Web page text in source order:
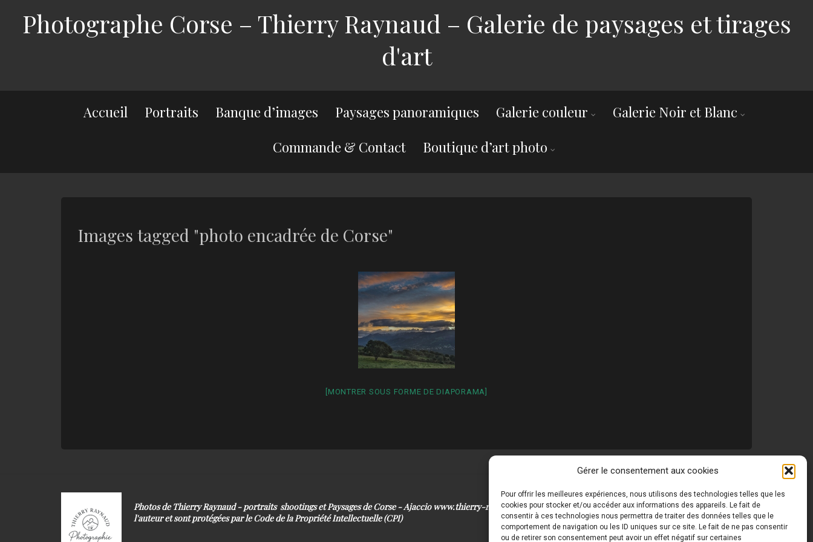
Gérer le consentement aux cookies
Pour offrir les meilleures expériences, nous utilisons des technologies telles que les
cookies pour stocker et/ou accéder aux informations des appareils. Le fait de
consentir à ces technologies nous permettra de traiter des données telles que le
comportement de navigation ou les ID uniques sur ce site. Le fait de ne pas consentir
ou de retirer son consentement peut avoir un effet négatif sur certaines
Photographe Corse – Thierry Raynaud – Galerie de paysages et tirages
d'art
Accueil Portraits Banque d’images Paysages panoramiques Galerie couleur
Galerie Noir et Blanc
Commande & Contact
Boutique d’art photo
Images tagged "photo encadrée de Corse"
[MONTRER SOUS FORME DE DIAPORAMA]
Photos de Thierry Raynaud - portraits shootings et Paysages de Corse - Ajaccio www.thierry-raynaud.com © Toutes les photos de ce site sont la propriété de
l'auteur et sont protégées par le Code de la Propriété Intellectuelle (CPI)